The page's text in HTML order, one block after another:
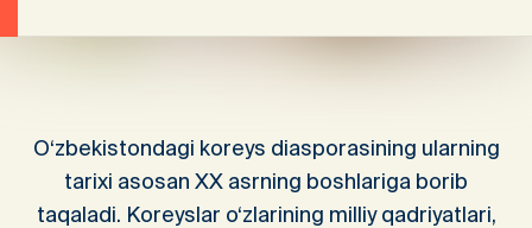
O‘zbekistondagi koreys diasporasining ularning
tarixi asosan XX asrning boshlariga borib
taqaladi. Koreyslar o‘zlarining milliy qadriyatlari,